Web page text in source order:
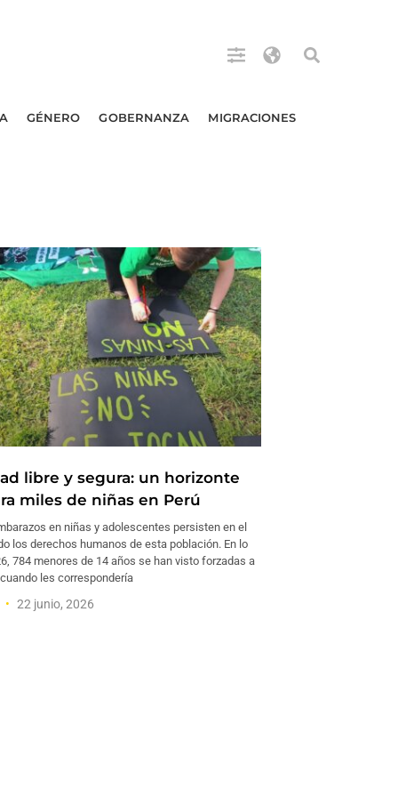
GÉNERO GOBERNANZA MIGRACIONES
libre y segura: un horizonte
miles de niñas en Perú
en niñas y adolescentes persisten en el
los derechos humanos de esta población. En lo
784 menores de 14 años se han visto forzadas a
les correspondería
22 junio, 2026